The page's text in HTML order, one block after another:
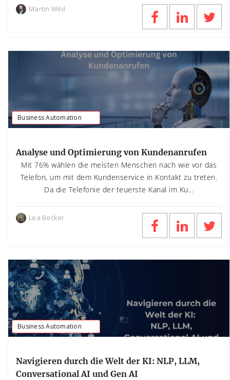
Martin Wild
Business Automation
Analyse und Optimierung von Kundenanrufen
Mit 76% wählen die meisten Menschen nach wie vor das
Telefon, um mit dem Kundenservice in Kontakt zu treten.
Da die Telefonie der teuerste Kanal im Ku...
Lea Becker
Business Automation
Navigieren durch die Welt der KI: NLP, LLM,
Conversational AI und Gen AI